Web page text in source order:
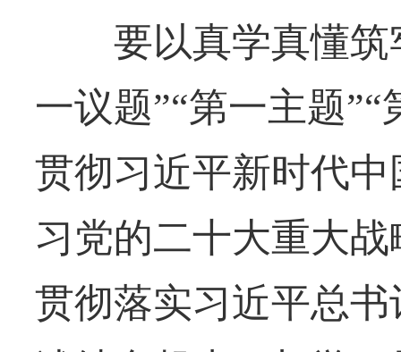
要以真学真懂筑
一议题”“第一主题
贯彻习近平新时代
习党的二十大重大
贯彻落实习近平总